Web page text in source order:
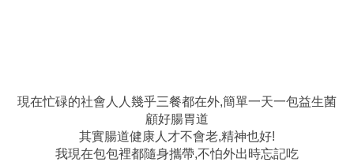
現在忙碌的社會人人幾乎三餐都在外,簡單一天一包益生菌
顧好腸胃道
其實腸道健康人才不會老,精神也好!
我現在包包裡都隨身攜帶,不怕外出時忘記吃